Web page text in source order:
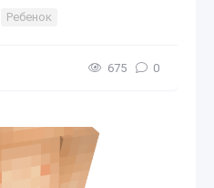
Ребенок
675 0